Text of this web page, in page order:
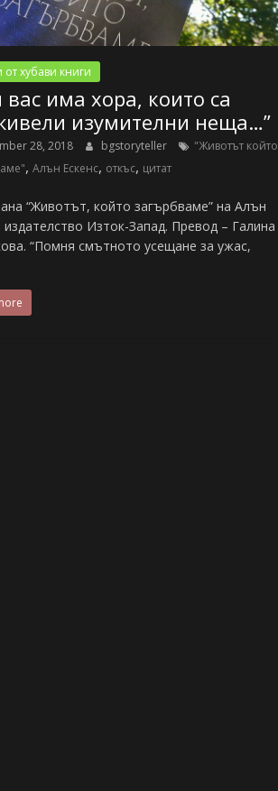
от хубави книги
вас има хора, които са
изумителни неща…”
28, 2018 bgstoryteller
"Животът който
, Алън Ескенс, откъс, цитат
“Животът, който загърбваме” на Алън
издателство Изток-Запад. Превод – Галина
“Помня смътното усещане за ужас,